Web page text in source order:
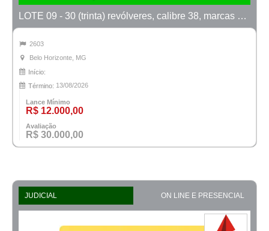
LOTE 09 - 30 (trinta) revólveres, calibre 38, marcas Taurus e Rossi
2603
Belo Horizonte, MG
Início:
Término: 13/08/2026
Lance Mínimo
R$ 12.000,00
Avaliação
R$ 30.000,00
JUDICIAL ON LINE E PRESENCIAL